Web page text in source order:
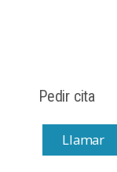
Pedir cita
Llamar